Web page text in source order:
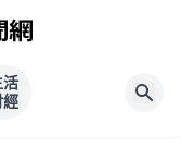
活
經